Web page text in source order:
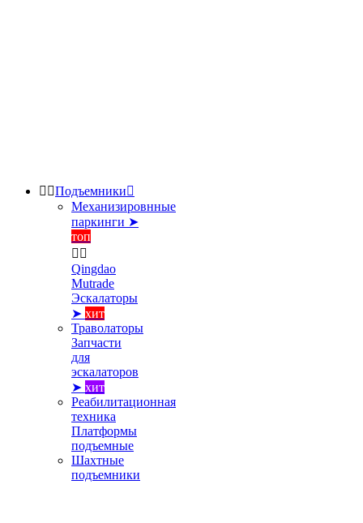
 Подъемники
Механизировнные
паркинги ➤
топ
 
Qingdao
Mutrade
Эскалаторы
➤ хит
Траволаторы
Запчасти
для
эскалаторов
➤ хит
Реабилитационная
техника
Платформы
подъемные
Шахтные
подъемники